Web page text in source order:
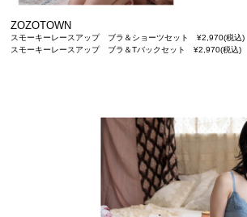
ZOZOTOWN
スモーキーレースアップ ブラ＆ショーツセット ¥2,970(税込)
スモーキーレースアップ ブラ＆Tバックセット ¥2,970(税込)